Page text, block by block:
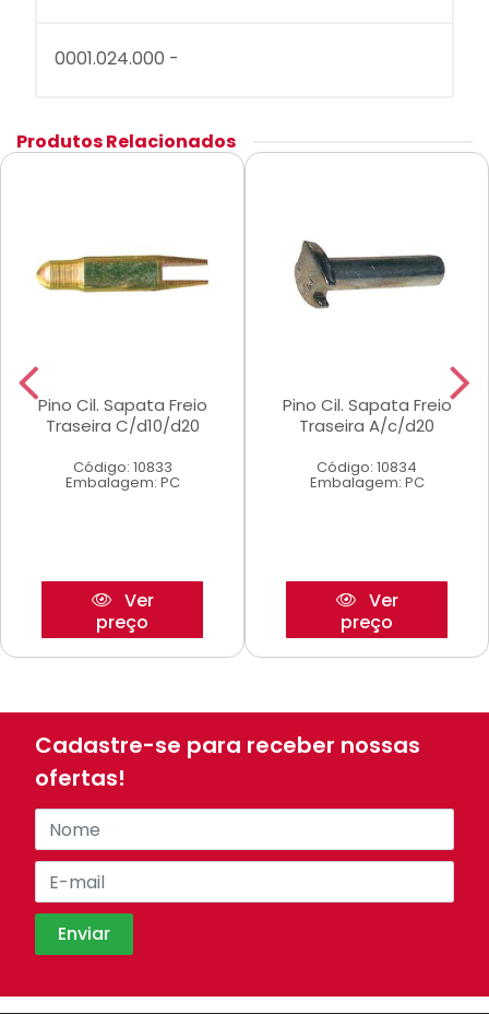
0001.024.000 -
Produtos Relacionados
Pino Cil. Sapata Freio
Traseira C/d10/d20
Código: 10833
Embalagem: PC
Ver
preço
Pino Cil. Sapata Freio
Traseira A/c/d20
Código: 10834
Embalagem: PC
Ver
preço
Cadastre-se para receber nossas
ofertas!